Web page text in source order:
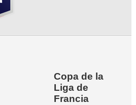
Copa de la
Liga de
Francia